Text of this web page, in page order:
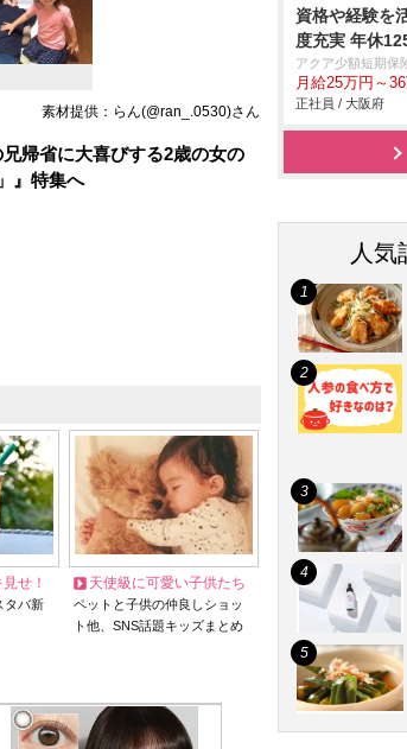
素材提供：らん(@ran_.0530)さん
帰省に大喜びする2歳の女の
』特集へ
せ！
タバ新
天使級に可愛い子供たち
ペットと子供の仲良しショッ
ト他、SNS話題キッズまとめ
資格や経験を
度充実 年休
アクア少額短期保
月給25万円～
正社員 / 大阪府
人気